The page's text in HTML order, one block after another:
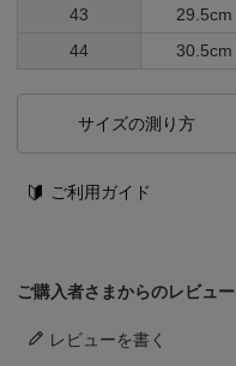
43
29.5cm
44
30.5cm
サイズの測り方
ご利用ガイド
ご購入者さまからのレビュー
レビューを書く